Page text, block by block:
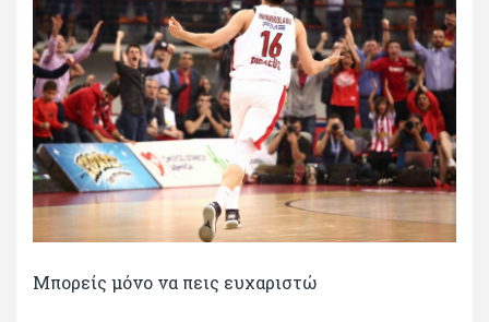
Μπορείς μόνο να πεις ευχαριστώ